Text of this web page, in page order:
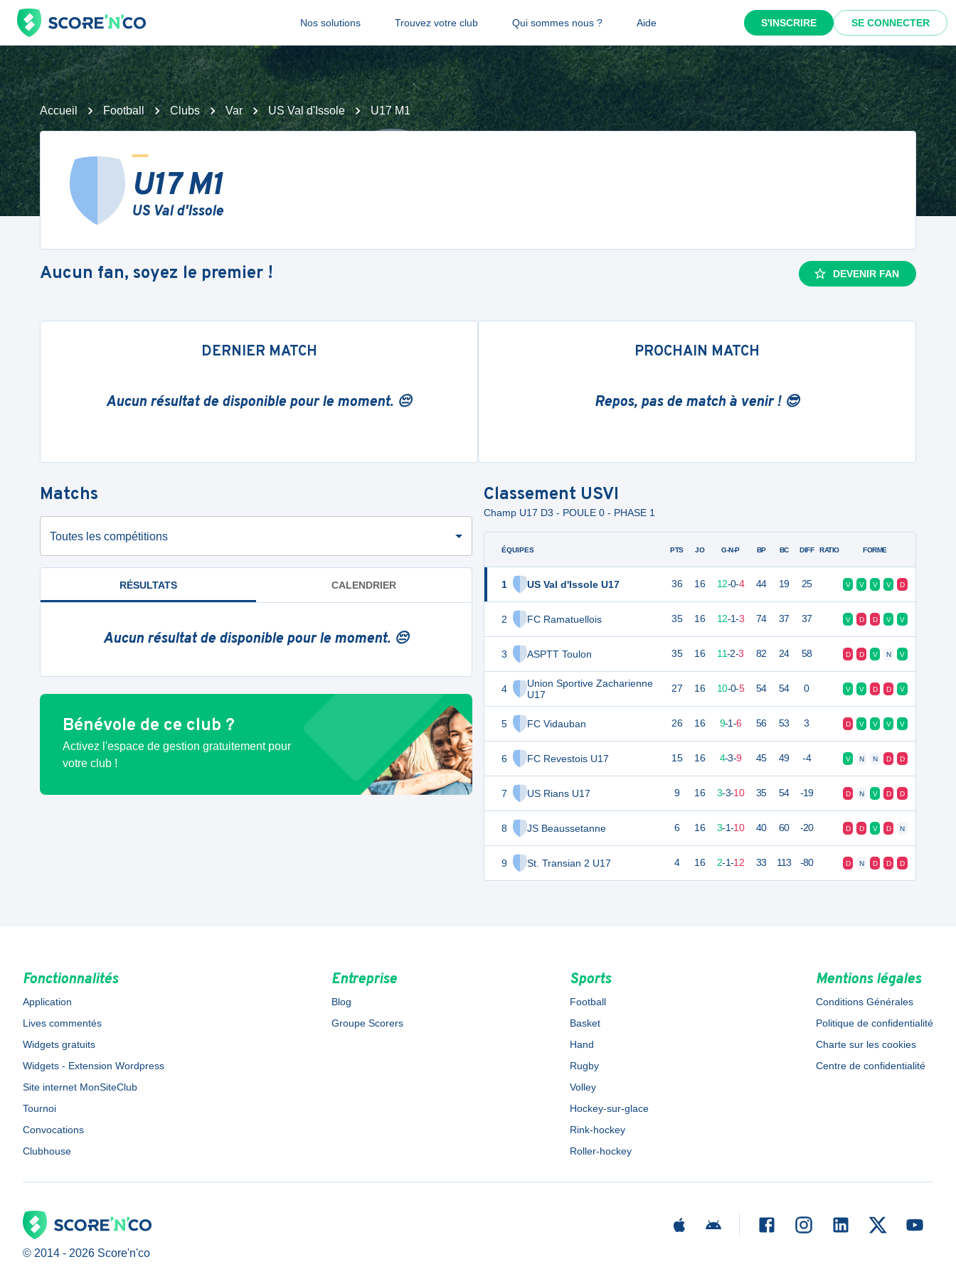
Nos solutions Trouvez votre club Qui sommes nous ? Aide S'INSCRIRE SE CONNECTER
Accueil Football Clubs Var US Val d'Issole U17 M1
U17 M1
US Val d'Issole
Aucun fan, soyez le premier ! DEVENIR FAN
DERNIER MATCH
Aucun résultat de disponible pour le moment. 😔
PROCHAIN MATCH
Repos, pas de match à venir ! 😎
Matchs
Toutes les compétitions
RÉSULTATS CALENDRIER
Aucun résultat de disponible pour le moment. 😔
Bénévole de ce club ?
Activez l'espace de gestion gratuitement pour
votre club !
Classement USVI
Champ U17 D3 - POULE 0 - PHASE 1
ÉQUIPES
1 US Val d'Issole U17
2 FC Ramatuellois
3 ASPTT Toulon
4
Union Sportive Zacharienne
U17
5 FC Vidauban
6 FC Revestois U17
7 US Rians U17
8 JS Beaussetanne
9 St. Transian 2 U17
PTS JO G-N-P BP BC DIFF RATIO FORME
36 16 12-0-4 44 19 25 V V V V D
35 16 12-1-3 74 37 37 V D D V V
35 16 11-2-3 82 24 58 D D V N V
27 16 10-0-5 54 54 0 V V D D V
26 16 9-1-6 56 53 3 D V V V V
15 16 4-3-9 45 49 -4 V N N D D
9 16 3-3-10 35 54 -19 D N V D D
6 16 3-1-10 40 60 -20 D D V D N
4 16 2-1-12 33 113 -80 D N D D D
Fonctionnalités
Application
Lives commentés
Widgets gratuits
Widgets - Extension Wordpress
Site internet MonSiteClub
Tournoi
Convocations
Clubhouse
Entreprise
Blog
Groupe Scorers
Sports
Football
Basket
Hand
Rugby
Volley
Hockey-sur-glace
Rink-hockey
Roller-hockey
Mentions légales
Conditions Générales
Politique de confidentialité
Charte sur les cookies
Centre de confidentialité
© 2014 - 2026 Score'n'co